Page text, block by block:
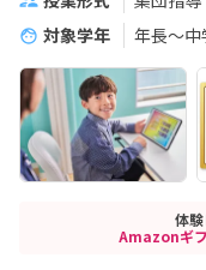
対象学年
年長～
体
Amazonギ